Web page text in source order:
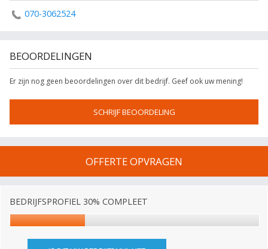
070-3062524
BEOORDELINGEN
Er zijn nog geen beoordelingen over dit bedrijf. Geef ook uw mening!
SCHRIJF BEOORDELING
OFFERTE OPVRAGEN
BEDRIJFSPROFIEL 30% COMPLEET